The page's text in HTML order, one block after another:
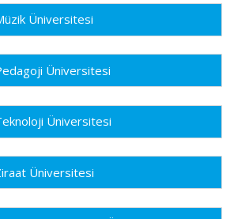
Üniversitesi
Üniversitesi
Üniversitesi
Üniversitesi